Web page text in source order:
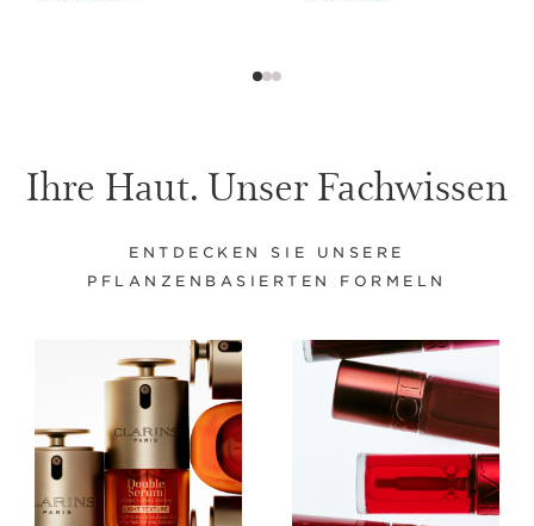
Ihre Haut. Unser Fachwissen
ENTDECKEN SIE UNSERE
PFLANZENBASIERTEN FORMELN